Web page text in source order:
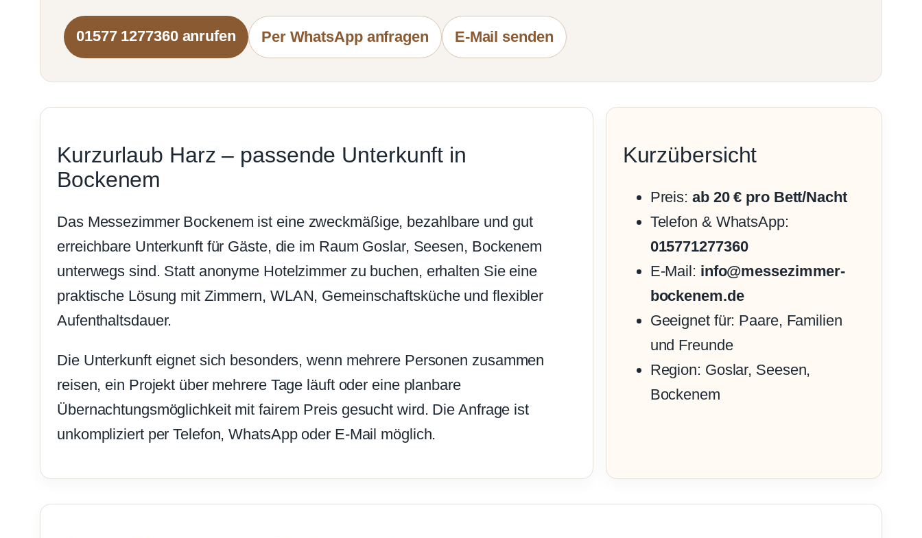
01577 1277360 anrufen Per WhatsApp anfragen E-Mail senden
Kurzurlaub Harz – passende Unterkunft in
Bockenem
Das Messezimmer Bockenem ist eine zweckmäßige, bezahlbare und gut
erreichbare Unterkunft für Gäste, die im Raum Goslar, Seesen, Bockenem
unterwegs sind. Statt anonyme Hotelzimmer zu buchen, erhalten Sie eine
praktische Lösung mit Zimmern, WLAN, Gemeinschaftsküche und flexibler
Aufenthaltsdauer.
Die Unterkunft eignet sich besonders, wenn mehrere Personen zusammen
reisen, ein Projekt über mehrere Tage läuft oder eine planbare
Übernachtungsmöglichkeit mit fairem Preis gesucht wird. Die Anfrage ist
unkompliziert per Telefon, WhatsApp oder E-Mail möglich.
Kurzübersicht
Preis: ab 20 € pro Bett/Nacht
Telefon & WhatsApp:
015771277360
E-Mail: info@messezimmer-
bockenem.de
Geeignet für: Paare, Familien
und Freunde
Region: Goslar, Seesen,
Bockenem